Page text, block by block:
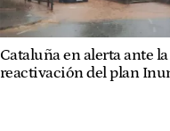
Cataluña en alerta ante la
reactivación del plan